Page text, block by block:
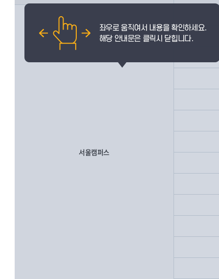
서울캠퍼스